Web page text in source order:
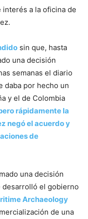
interés a la oficina de
sin que, hasta
una decisión
semanas el diario
daba por hecho un
y el de Colombia
rápidamente la
negó el acuerdo y
de
una decisión
desarrolló el gobierno
Archaeology
de una